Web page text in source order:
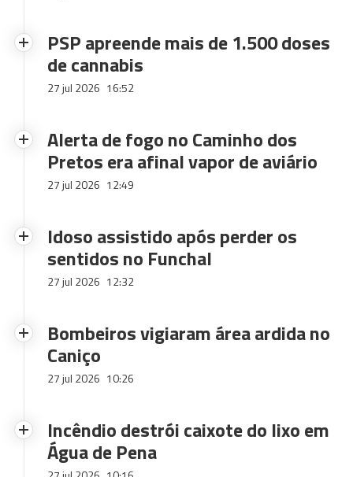
PSP apreende mais de 1.500 doses
de cannabis
27 jul 2026 16:52
Alerta de fogo no Caminho dos
Pretos era afinal vapor de aviário
27 jul 2026 12:49
Idoso assistido após perder os
sentidos no Funchal
27 jul 2026 12:32
Bombeiros vigiaram área ardida no
Caniço
27 jul 2026 10:26
Incêndio destrói caixote do lixo em
Água de Pena